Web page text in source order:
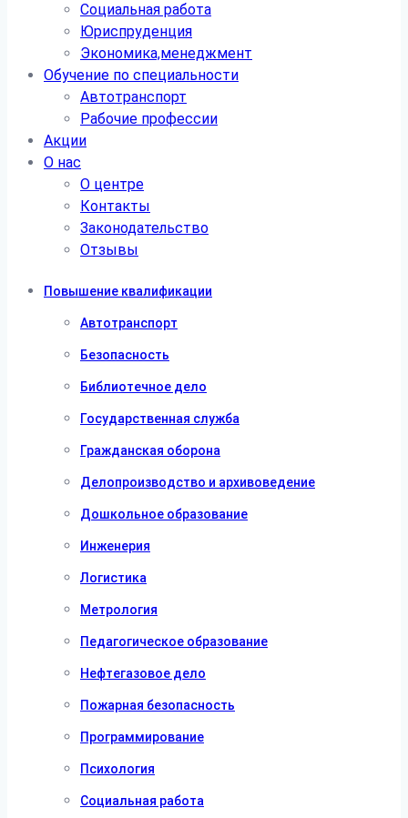
Социальная работа
Юриспруденция
Экономика,менеджмент
Обучение по специальности
Автотранспорт
Рабочие профессии
Акции
О нас
О центре
Контакты
Законодательство
Отзывы
Повышение квалификации
Автотранспорт
Безопасность
Библиотечное дело
Государственная служба
Гражданская оборона
Делопроизводство и архивоведение
Дошкольное образование
Инженерия
Логистика
Метрология
Педагогическое образование
Нефтегазовое дело
Пожарная безопасность
Программирование
Психология
Социальная работа